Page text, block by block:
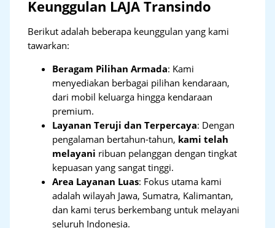
Keunggulan LAJA Transindo
Berikut adalah beberapa keunggulan yang kami
tawarkan:
Beragam Pilihan Armada: Kami
menyediakan berbagai pilihan kendaraan,
dari mobil keluarga hingga kendaraan
premium.
Layanan Teruji dan Terpercaya: Dengan
pengalaman bertahun-tahun, kami telah
melayani ribuan pelanggan dengan tingkat
kepuasan yang sangat tinggi.
Area Layanan Luas: Fokus utama kami
adalah wilayah Jawa, Sumatra, Kalimantan,
dan kami terus berkembang untuk melayani
seluruh Indonesia.